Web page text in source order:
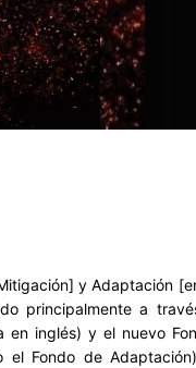
y Adaptación
principalmente a
inglés) y el nuevo
el Fondo de